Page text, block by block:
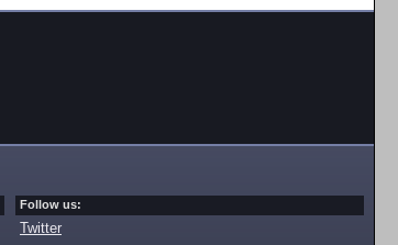
Follow us:
Twitter